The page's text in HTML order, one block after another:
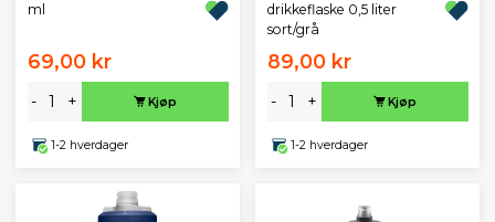
ml
69,00 kr
- + Kjøp
1-2 hverdager
drikkeflaske 0,5 liter
sort/grå
89,00 kr
- + Kjøp
1-2 hverdager